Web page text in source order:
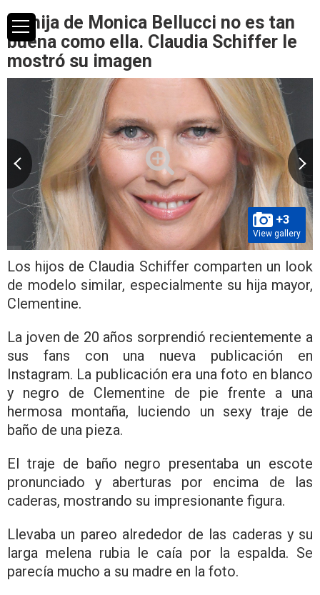
La hija de Monica Bellucci no es tan
buena como ella. Claudia Schiffer le
mostró su imagen
+3
View gallery
Los hijos de Claudia Schiffer comparten un look
de modelo similar, especialmente su hija mayor,
Clementine.
La joven de 20 años sorprendió recientemente a
sus fans con una nueva publicación en
Instagram. La publicación era una foto en blanco
y negro de Clementine de pie frente a una
hermosa montaña, luciendo un sexy traje de
baño de una pieza.
El traje de baño negro presentaba un escote
pronunciado y aberturas por encima de las
caderas, mostrando su impresionante figura.
Llevaba un pareo alrededor de las caderas y su
larga melena rubia le caía por la espalda. Se
parecía mucho a su madre en la foto.